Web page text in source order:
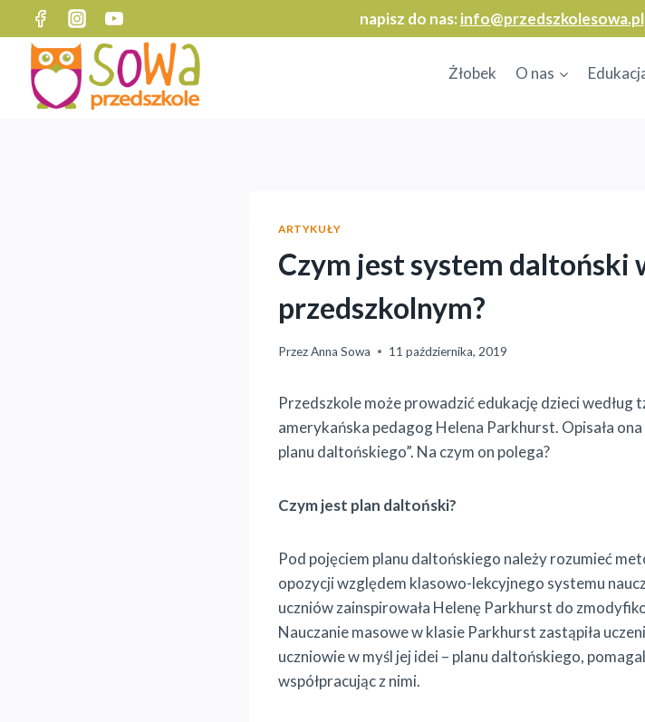
Przejdź
do
treści
napisz do nas: info@przedszkolesowa.pl
Żłobek O nas
ARTYKUŁY
Czym jest system daltoński
przedszkolnym?
PrzezAnna Sowa 11 października, 2019
Przedszkole może prowadzić edukację dzieci
amerykańska pedagog Helena Parkhurst. Opisała
planu daltońskiego”. Na czym on polega?
Czym jest plan daltoński?
Pod pojęciem planu daltońskiego należy rozumieć
opozycji względem klasowo-lekcyjnego systemu
uczniów zainspirowała Helenę Parkhurst do
Nauczanie masowe w klasie Parkhurst zastąpiła
uczniowie w myśl jej idei – planu daltońskiego,
współpracując z nimi.